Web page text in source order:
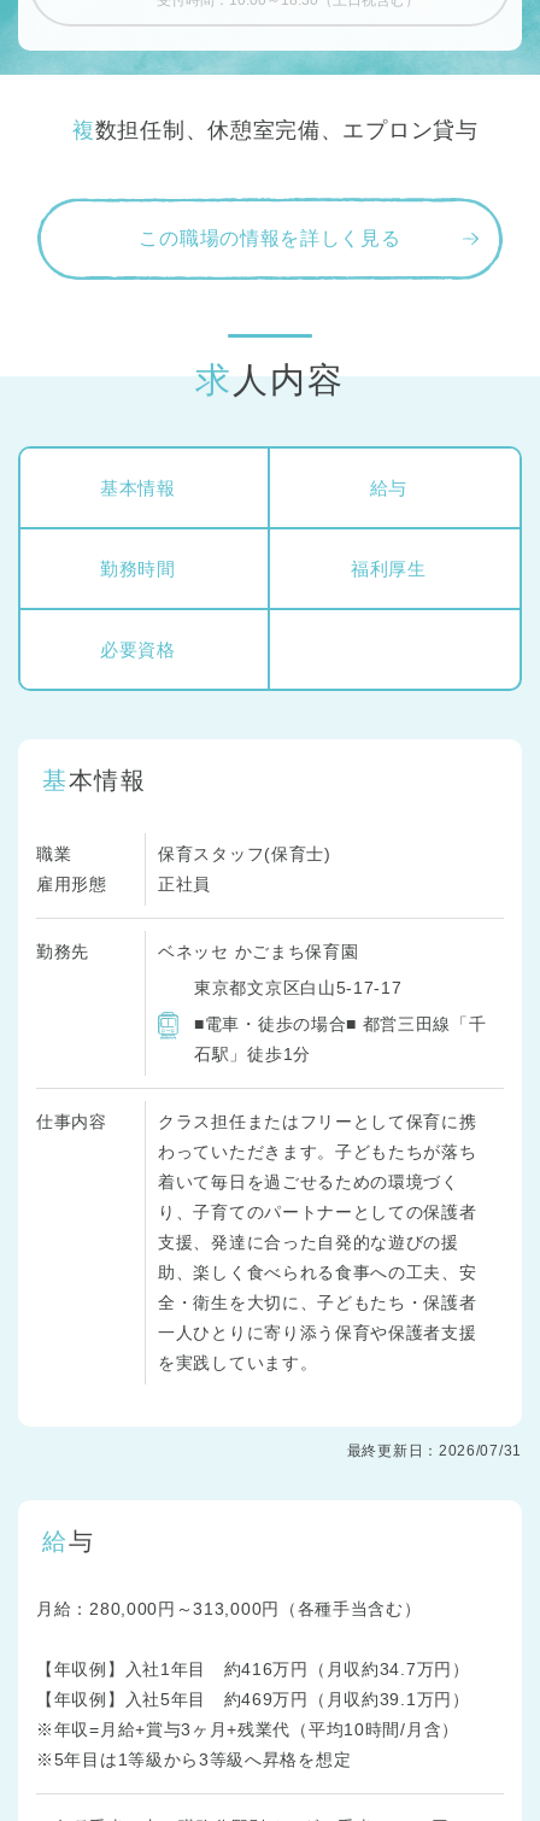
複数担任制、休憩室完備、エプロン貸与
この職場の情報を詳しく見る
求人内容
基本情報 給与
勤務時間 福利厚生
必要資格
基本情報
職業
雇用形態
保育スタッフ(保育士)
正社員
勤務先
ベネッセ かごまち保育園
東京都文京区白山5-17-17
■電車・徒歩の場合■ 都営三田線「千
石駅」徒歩1分
仕事内容
クラス担任またはフリーとして保育に携
わっていただきます。子どもたちが落ち
着いて毎日を過ごせるための環境づく
り、子育てのパートナーとしての保護者
支援、発達に合った自発的な遊びの援
助、楽しく食べられる食事への工夫、安
全・衛生を大切に、子どもたち・保護者
一人ひとりに寄り添う保育や保護者支援
を実践しています。
最終更新日：2026/07/31
給与
月給：280,000円～313,000円（各種手当含む）
【年収例】入社1年目 約416万円（月収約34.7万円）
【年収例】入社5年目 約469万円（月収約39.1万円）
※年収=月給+賞与3ヶ月+残業代（平均10時間/月含）
※5年目は1等級から3等級へ昇格を想定